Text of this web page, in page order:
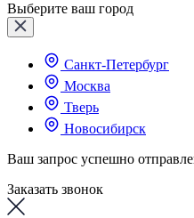
Выберите ваш город
Санкт-Петербург
Москва
Тверь
Новосибирск
Ваш запрос успешно
Заказать звонок